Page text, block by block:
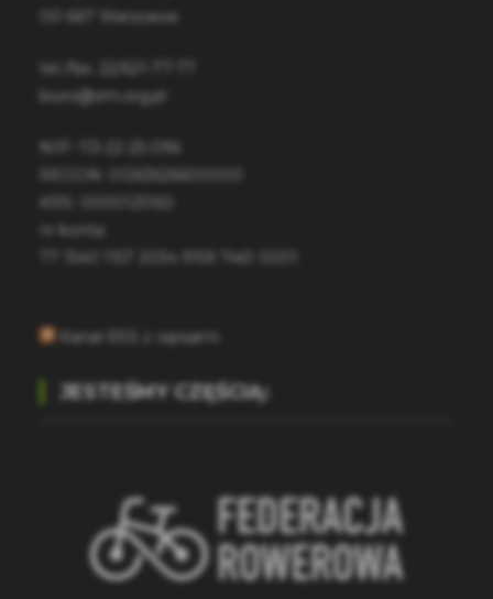
00-667 Warszawa
tel./fax.
biuro@zm.org.pl
NIP: 113-22-25-096
nr konta:
77 1540 1157 2034 9159 7461 0001
Kanał RSS z wpisami
JESTEŚMY CZĘŚCIĄ: